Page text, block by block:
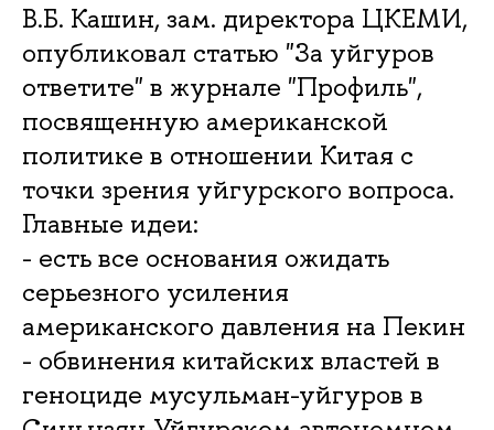
В.Б. Кашин, зам. директора ЦКЕМИ,
опубликовал статью "За уйгуров
ответите" в журнале "Профиль",
посвященную американской
политике в отношении Китая с
точки зрения уйгурского вопроса.
Главные идеи:
- есть все основания ожидать
серьезного усиления
американского давления на Пекин
- обвинения китайских властей в
геноциде мусульман-уйгуров в